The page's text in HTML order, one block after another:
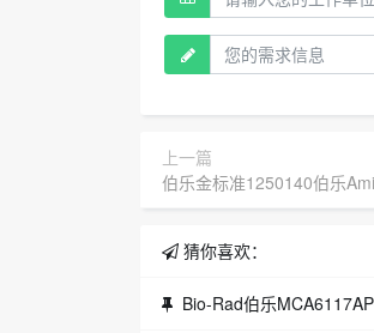
上一篇
伯乐金标准1250140伯乐
猜你喜欢：
Bio-Rad伯乐